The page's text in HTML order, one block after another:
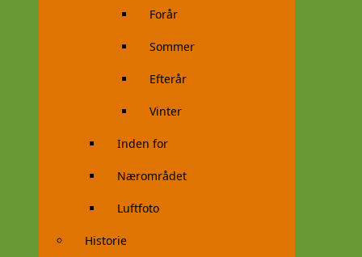
Forår
Sommer
Efterår
Vinter
Inden for
Nærområdet
Luftfoto
Historie